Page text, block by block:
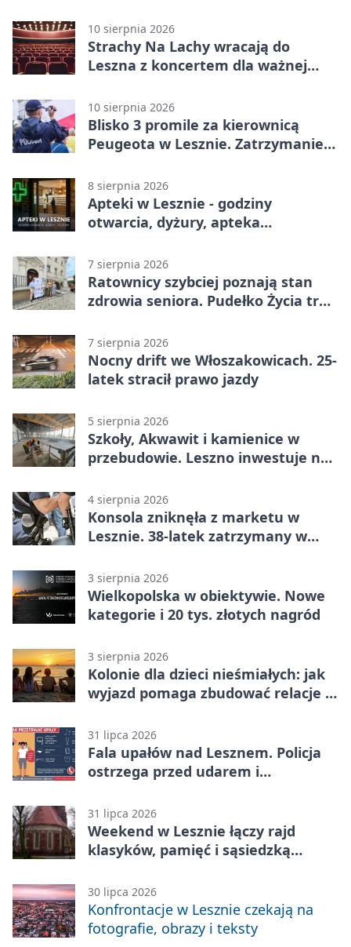
10 sierpnia 2026
Strachy Na Lachy wracają do
Leszna z koncertem dla ważnej
10 sierpnia 2026
Blisko 3 promile za kierownicą
Peugeota w Lesznie. Zatrzymanie
8 sierpnia 2026
Apteki w Lesznie - godziny
otwarcia, dyżury, apteka
7 sierpnia 2026
Ratownicy szybciej poznają stan
zdrowia seniora. Pudełko Życia trafi
7 sierpnia 2026
Nocny drift we Włoszakowicach. 25-
latek stracił prawo jazdy
5 sierpnia 2026
Szkoły, Akwawit i kamienice w
przebudowie. Leszno inwestuje na
4 sierpnia 2026
Konsola zniknęła z marketu w
Lesznie. 38-latek zatrzymany w
3 sierpnia 2026
Wielkopolska w obiektywie. Nowe
kategorie i 20 tys. złotych nagród
3 sierpnia 2026
Kolonie dla dzieci nieśmiałych: jak
wyjazd pomaga zbudować relacje z
31 lipca 2026
Fala upałów nad Lesznem. Policja
ostrzega przed udarem i
31 lipca 2026
Weekend w Lesznie łączy rajd
klasyków, pamięć i sąsiedzką
30 lipca 2026
Konfrontacje w Lesznie czekają na
fotografie, obrazy i teksty